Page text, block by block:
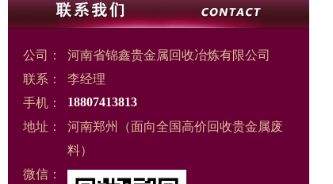
公司：
河南省锦鑫贵金属回收冶炼有限公司
联系：
李经理
手机：
18807413813
地址：
河南郑州（面向全国高价回收贵金属废
料）
微信：